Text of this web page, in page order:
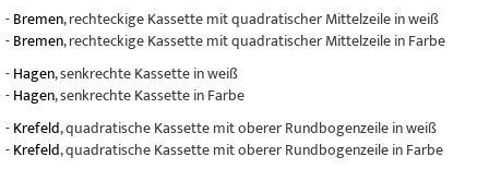
-Bremen, rechteckige Kassette mit quadratischer Mittelzeile in weiß
-Bremen, rechteckige Kassette mit quadratischer Mittelzeile in Farbe
-Hagen, senkrechte Kassette in weiß
-Hagen, senkrechte Kassette in Farbe
-Krefeld, quadratische Kassette mit oberer Rundbogenzeile in weiß
-Krefeld, quadratische Kassette mit oberer Rundbogenzeile in Farbe